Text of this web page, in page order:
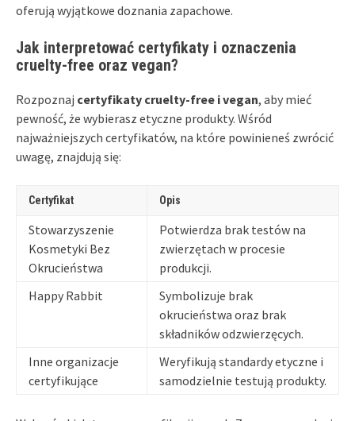
oferują wyjątkowe doznania zapachowe.
Jak interpretować certyfikaty i oznaczenia
cruelty-free oraz vegan?
Rozpoznaj certyfikaty cruelty-free i vegan, aby mieć
pewność, że wybierasz etyczne produkty. Wśród
najważniejszych certyfikatów, na które powinieneś zwrócić
uwagę, znajdują się:
Certyfikat Opis
Stowarzyszenie
Kosmetyki Bez
Okrucieństwa
Potwierdza brak testów na
zwierzętach w procesie
produkcji.
Happy Rabbit
Symbolizuje brak
okrucieństwa oraz brak
składników odzwierzęcych.
Inne organizacje
certyfikujące
Weryfikują standardy etyczne i
samodzielnie testują produkty.